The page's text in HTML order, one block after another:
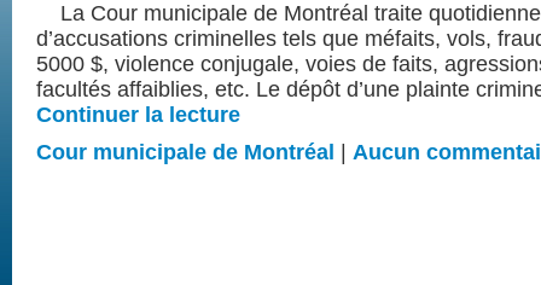
La Cour municipale de Montréal traite
d’accusations criminelles tels que méfaits, vols,
5000 $, violence conjugale, voies de faits,
facultés affaiblies, etc. Le dépôt d’une plainte
Continuer la lecture
Cour municipale de Montréal
Aucun